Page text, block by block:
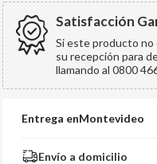
Satisfacción
Si este producto
su recepción para
llamando al 0800
Entrega enMontevideo
Envío a domicilio